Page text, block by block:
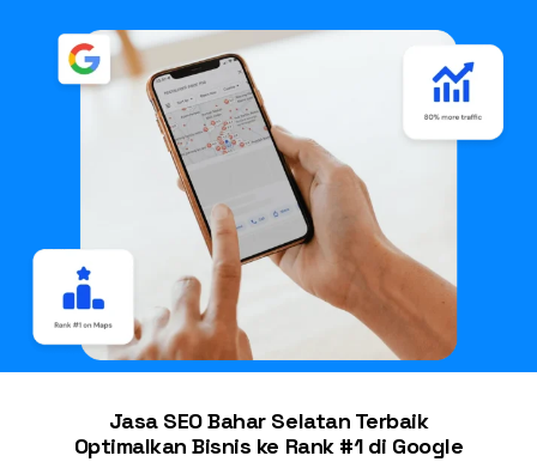
Jasa SEO Bahar Selatan Terbaik
Optimalkan Bisnis ke Rank #1 di Google